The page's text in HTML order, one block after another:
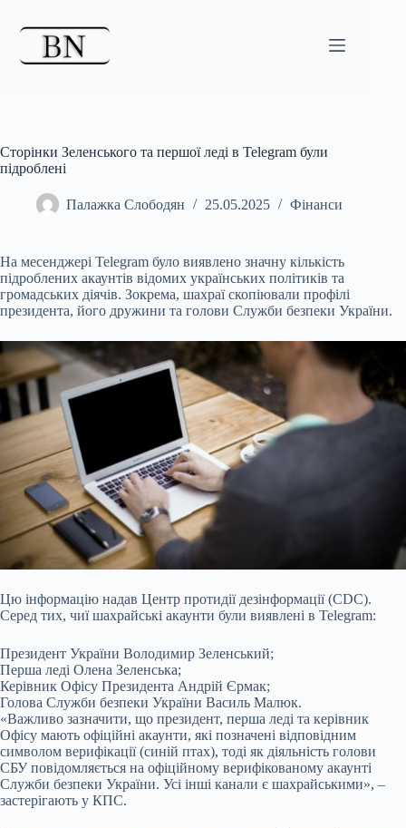
Сторінки Зеленського та першої леді в Telegram були
підроблені
Палажка Слободян 25.05.2025 Фінанси
На месенджері Telegram було виявлено значну кількість
підроблених акаунтів відомих українських політиків та
громадських діячів. Зокрема, шахраї скопіювали профілі
президента, його дружини та голови Служби безпеки України.
Цю інформацію надав Центр протидії дезінформації (CDC).
Серед тих, чиї шахрайські акаунти були виявлені в Telegram:
Президент України Володимир Зеленський;
Перша леді Олена Зеленська;
Керівник Офісу Президента Андрій Єрмак;
Голова Служби безпеки України Василь Малюк.
«Важливо зазначити, що президент, перша леді та керівник
Офісу мають офіційні акаунти, які позначені відповідним
символом верифікації (синій птах), тоді як діяльність голови
СБУ повідомляється на офіційному верифікованому акаунті
Служби безпеки України. Усі інші канали є шахрайськими», –
застерігають у КПС.